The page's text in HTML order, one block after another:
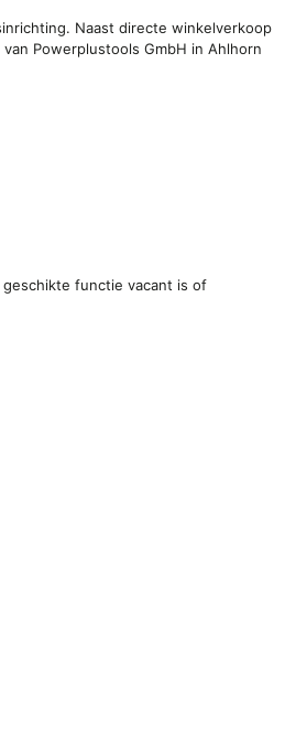
Naast directe winkelverkoop
Powerplustools GmbH in Ahlhorn
functie vacant is of